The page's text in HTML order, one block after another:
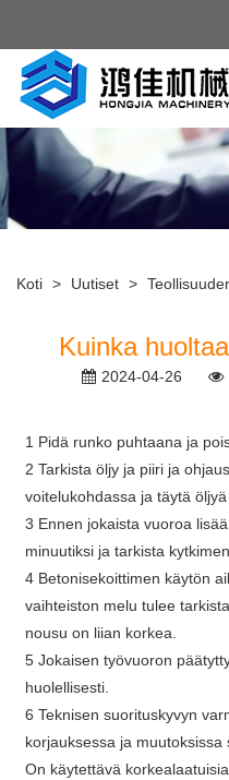
Koti > Uutiset >
Kuinka
2024-04-26
1 Pidä runko puhtaana ja
2 Tarkista öljy ja piiri ja
voitelukohdassa ja täytä
3 Ennen jokaista vuoroa
minuutiksi ja tarkista
4 Betonisekoittimen käytön
vaihteiston melu tulee
nousu on liian korkea.
5 Jokaisen työvuoron
huolellisesti.
6 Teknisen suorituskyvyn
korjauksessa ja
On käytettävä